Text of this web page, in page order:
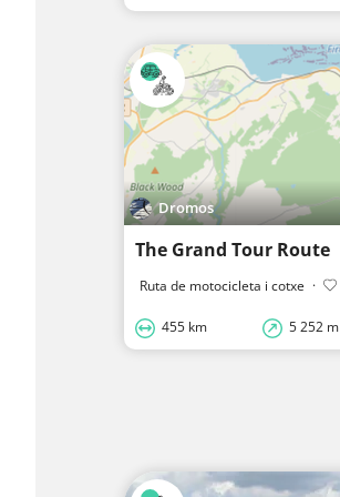
Dromos
The Grand Tour Route
Ruta de motocicleta i cotxe ·
455 km 5 252 m